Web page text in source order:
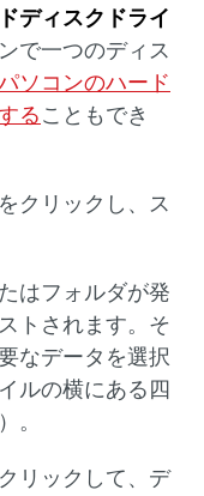
ディスクドライ
で一つのディス
ソコンのハード
ることもでき
クリックし、ス
はフォルダが発
トされます。そ
なデータを選択
ルの横にある四
。
リックして、デ